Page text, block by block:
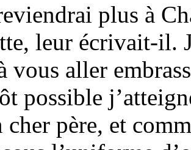
plus à
leur écrivait-il.
vous aller
possible
père, et